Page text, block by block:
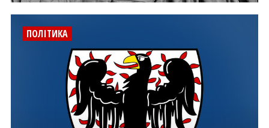
ПОЛІТИКА